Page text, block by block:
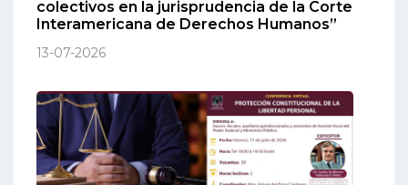
colectivos en la jurisprudencia de la Corte
Interamericana de Derechos Humanos”
13-07-2026